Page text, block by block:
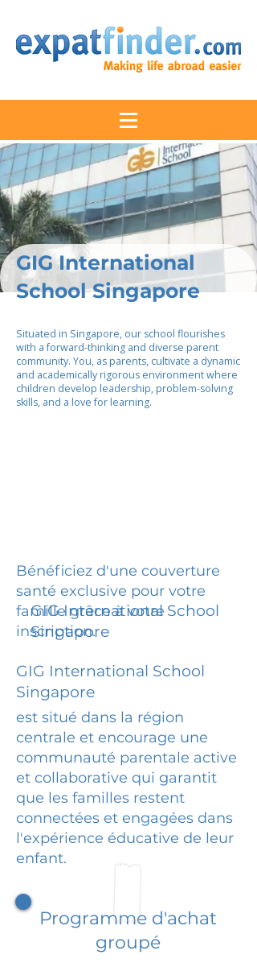
GIG International
School Singapore
Situated in Singapore, our school flourishes
with a forward-thinking and diverse parent
community. You, as parents, cultivate a dynamic
and academically rigorous environment where
children develop leadership, problem-solving
skills, and a love for learning.
Bénéficiez d'une couverture
santé exclusive pour votre
famille grâce à votre
inscription.
GIG International School
Singapore
GIG International School
Singapore
est situé dans la région
centrale et encourage une
communauté parentale active
et collaborative qui garantit
que les familles restent
connectées et engagées dans
l'expérience éducative de leur
enfant.
Programme d'achat
groupé